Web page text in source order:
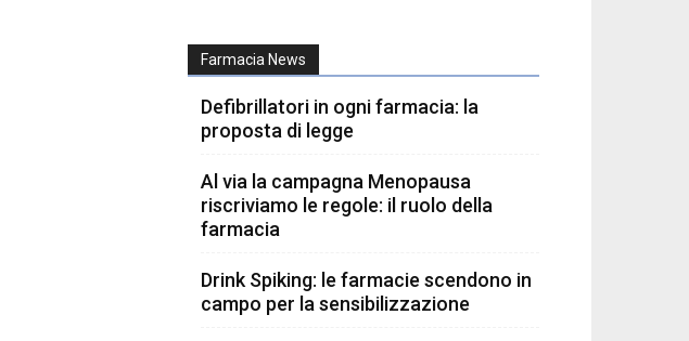
Farmacia News
Defibrillatori in ogni farmacia: la
proposta di legge
Al via la campagna Menopausa
riscriviamo le regole: il ruolo della
farmacia
Drink Spiking: le farmacie scendono in
campo per la sensibilizzazione